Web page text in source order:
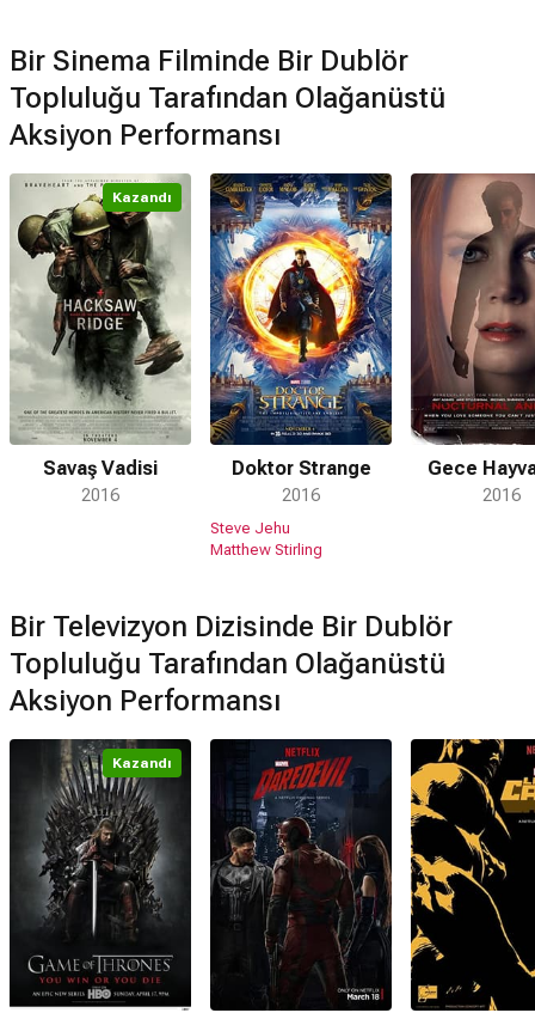
Bir Sinema Filminde Bir Dublör
Topluluğu Tarafından Olağanüstü
Aksiyon Performansı
Kazandı
Savaş Vadisi
2016
Doktor Strange
2016
Steve Jehu
Matthew Stirling
Gece
2016
Bir Televizyon Dizisinde Bir Dublör
Topluluğu Tarafından Olağanüstü
Aksiyon Performansı
Kazandı